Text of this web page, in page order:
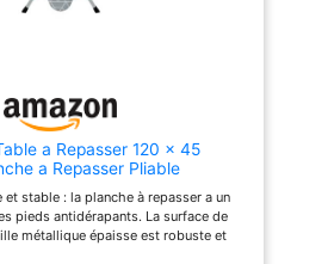
elle
fer
expertise reconnue dans
conçoit cette table à repasser
pliable stable et sûre dotée
enfant et de pieds robustes et
épais
a Repasser 120 x 45
a Repasser Pliable
et stable : la planche à repasser a un
pieds antidérapants. La surface de
métallique épaisse est robuste et